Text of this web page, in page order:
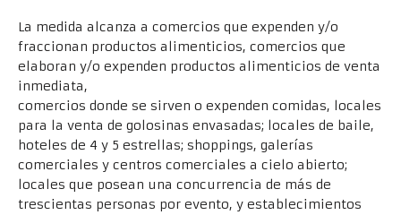
La medida alcanza a comercios que expenden y/o
fraccionan productos alimenticios, comercios que
elaboran y/o expenden productos alimenticios de venta
inmediata,
comercios donde se sirven o expenden comidas, locales
para la venta de golosinas envasadas; locales de baile,
hoteles de 4 y 5 estrellas; shoppings, galerías
comerciales y centros comerciales a cielo abierto;
locales que posean una concurrencia de más de
trescientas personas por evento, y establecimientos